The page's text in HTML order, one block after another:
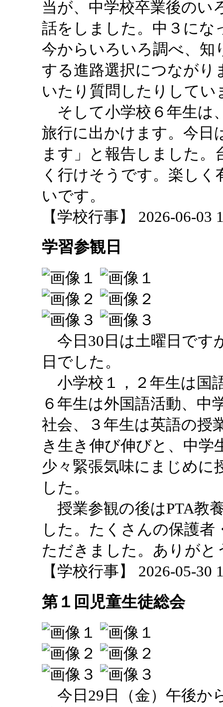
当が、中学校卒業後のい
話をしました。中３にな
今からいろいろ調べ、知
する進路選択につながり
いたり質問したりしてい
そして小学校６年生は
旅行に出かけます。今日
ます」と報告しました
く行けそうです。楽し
いです。
【学校行事】 2026-06-03
学習参観日
今日30日は土曜日です
日でした。
小学校１，２年生は国
６年生は外国語活動、中
社会、３年生は英語の授
き生き伸び伸びと、中
少々緊張気味にまじめに
した。
授業参観の後はPTA教
した。たくさんの保護者
ただきました。ありが
【学校行事】 2026-05-30
第１回児童生徒総会
今日29日（金）午後か